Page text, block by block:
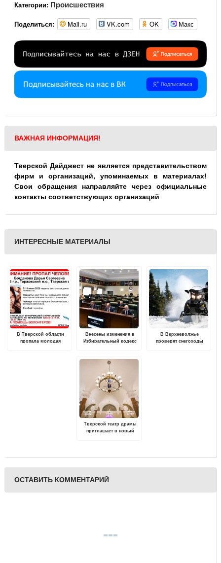
Категории: Происшествия
Поделиться: Mail.ru VK.com OK Макс
ВАЖНАЯ ИНФОРМАЦИЯ!
Тверской Дайджест не является представительством
фирм и организаций, упоминаемых в материалах!
Свои обращения направляйте через официальные
контакты соответствующих организаций
ИНТЕРЕСНЫЕ МАТЕРИАЛЫ
В Тверской области
пропала молодая
Внесены изменения в
Избирательный кодекс
В Верхневолжье
проверят снегоходы
Тверской театр драмы
приглашает в новый
ОСТАВИТЬ КОММЕНТАРИЙ